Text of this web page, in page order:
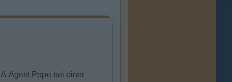
Agent Pope bei einer